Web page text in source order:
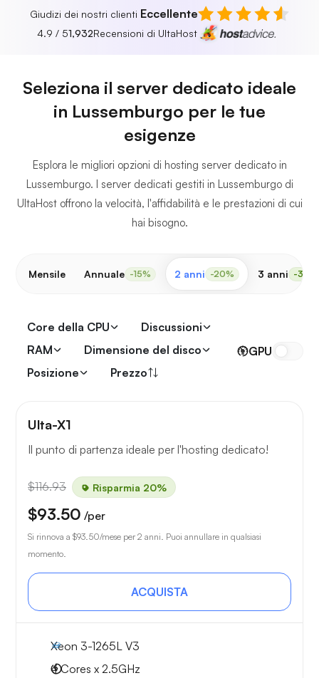
Giudizi dei nostri clienti Eccellente
4.9 / 51,932Recensioni di UltaHost
Seleziona il server dedicato ideale
in Lussemburgo per le tue
esigenze
Esplora le migliori opzioni di hosting server dedicato in
Lussemburgo. I server dedicati gestiti in Lussemburgo di
UltaHost offrono la velocità, l'affidabilità e le prestazioni di cui
hai bisogno.
Mensile Annuale -15% 2 anni -20% 3 anni -30%
Core della CPU
Discussioni
RAM
Dimensione del disco
Posizione
Prezzo
GPU
Ulta-X1
Il punto di partenza ideale per l'hosting dedicato!
$116.93 Risparmia 20%
$93.50 /per
Si rinnova a $93.50/mese per 2 anni. Puoi annullare in qualsiasi
momento.
ACQUISTA
Xeon 3-1265L V3
4 Cores x 2.5GHz